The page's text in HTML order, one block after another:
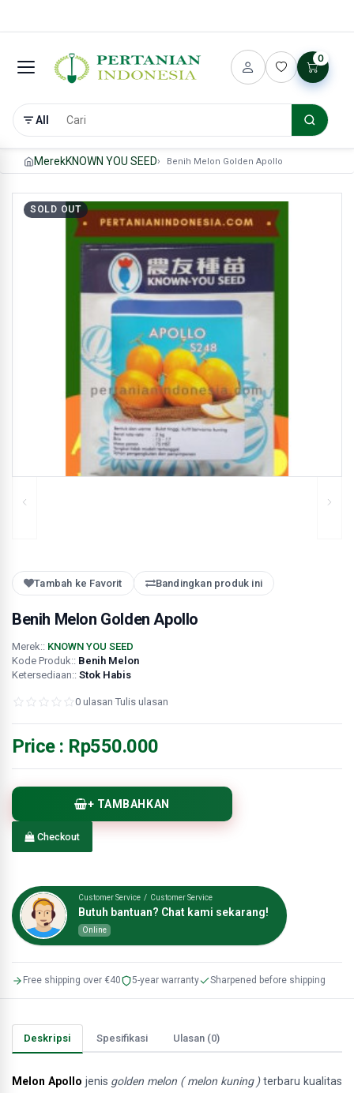
All
0
MerekKNOWN YOU SEED Benih Melon Golden Apollo
SOLD OUT
Tambah ke Favorit Bandingkan produk ini
Benih Melon Golden Apollo
Merek:: KNOWN YOU SEED
Kode Produk:: Benih Melon
Ketersediaan:: Stok Habis
0 ulasan Tulis ulasan
Price : Rp550.000
+ TAMBAHKAN
Checkout
Customer Service / Customer Service
Butuh bantuan? Chat kami sekarang!
Online
Free shipping over €40 5-year warranty Sharpened before shipping
Deskripsi Spesifikasi Ulasan (0)
Melon Apollo jenis golden melon ( melon kuning )terbaru kualitas